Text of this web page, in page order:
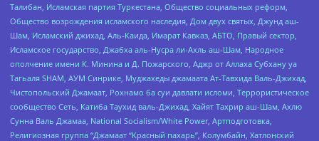
Талибан, Исламская партия Туркестана, Общество социальных реформ,
Общество возрождения исламского наследия, Дом двух святых, Джунд аш-
Шам, Исламский джихад, Аль-Каида, Имарат Кавказ, АБТО, Правый сектор,
Исламское государство, Джабха аль-Нусра ли-Ахль аш-Шам, Народное
ополчение имени К. Минина и Д. Пожарского, Аджр от Аллаха Субхану уа
Тагьаля SHAM, АУМ Синрике, Муджахеды джамаата Ат-Тавхида Валь-Джихад,
Чистопольский Джамаат, Рохнамо ба суи давлати исломи, Террористическое
сообщество Сеть, Катиба Таухид валь-Джихад, Хайят Тахрир аш-Шам, Ахлю
Сунна Валь Джамаа, National Socialism/White Power, Артподготовка,
Религиозная группа “Джамаат “Красный пахарь”, Колумбайн, Хатлонский